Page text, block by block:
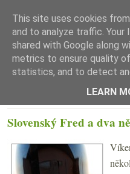
☰
Slovenský Fred a dva
This site uses cookies
and to analyze traffic. Your
shared with Google along
metrics to ensure quality
statistics, and to detect
LEARN